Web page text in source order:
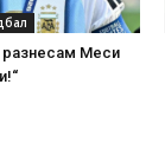
разнесам Меси